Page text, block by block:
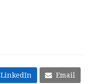
LinkedIn Email